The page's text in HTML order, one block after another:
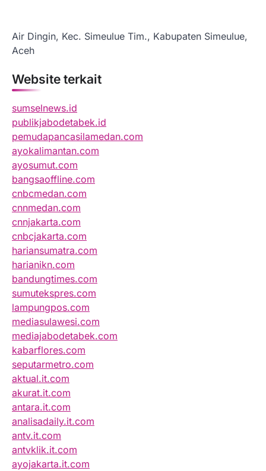
Air Dingin, Kec. Simeulue Tim., Kabupaten Simeulue,
Aceh
Website terkait
sumselnews.id
publikjabodetabek.id
pemudapancasilamedan.com
ayokalimantan.com
ayosumut.com
bangsaoffline.com
cnbcmedan.com
cnnmedan.com
cnnjakarta.com
cnbcjakarta.com
hariansumatra.com
harianikn.com
bandungtimes.com
sumutekspres.com
lampungpos.com
mediasulawesi.com
mediajabodetabek.com
kabarflores.com
seputarmetro.com
aktual.it.com
akurat.it.com
antara.it.com
analisadaily.it.com
antv.it.com
antvklik.it.com
ayojakarta.it.com